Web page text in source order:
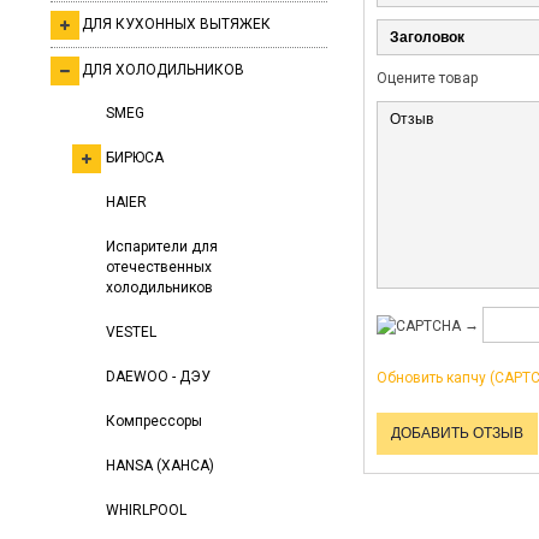
ДЛЯ КУХОННЫХ ВЫТЯЖЕК
ДЛЯ ХОЛОДИЛЬНИКОВ
SMEG
БИРЮСА
HAIER
Испарители для
отечественных
холодильников
VESTEL
DAEWOO - ДЭУ
Компрессоры
HANSA (ХАНСА)
WHIRLPOOL
Оцените товар
→
Обновить капчу